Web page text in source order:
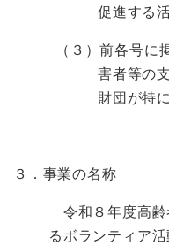
促進する
（３）前各号
害者等の
財団が特
３．事業の名称
令和８年度高齢
るボランティア